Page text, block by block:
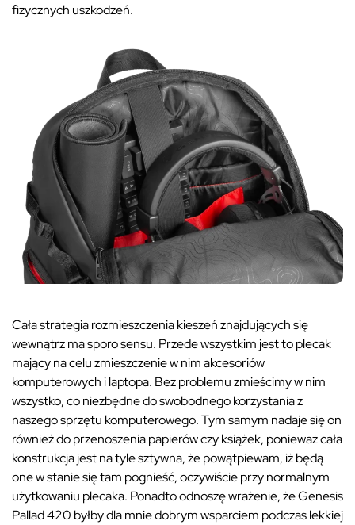
fizycznych uszkodzeń.
Cała strategia rozmieszczenia kieszeń znajdujących się
wewnątrz ma sporo sensu. Przede wszystkim jest to plecak
mający na celu zmieszczenie w nim akcesoriów
komputerowych i laptopa. Bez problemu zmieścimy w nim
wszystko, co niezbędne do swobodnego korzystania z
naszego sprzętu komputerowego. Tym samym nadaje się on
również do przenoszenia papierów czy książek, ponieważ cała
konstrukcja jest na tyle sztywna, że powątpiewam, iż będą
one w stanie się tam pognieść, oczywiście przy normalnym
użytkowaniu plecaka. Ponadto odnoszę wrażenie, że Genesis
Pallad 420 byłby dla mnie dobrym wsparciem podczas lekkiej